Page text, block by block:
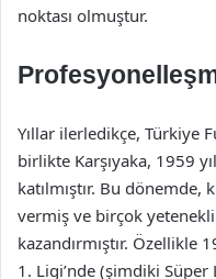
noktası olmuştur.
Yıllar ilerledikçe, Türkiye
birlikte Karşıyaka, 1959
katılmıştır. Bu dönemde,
vermiş ve birçok
kazandırmıştır. Özellikle
1. Ligi’nde (şimdiki